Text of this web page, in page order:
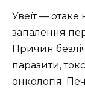
Увеїт —
запалення
Причин
паразити,
онкологія.